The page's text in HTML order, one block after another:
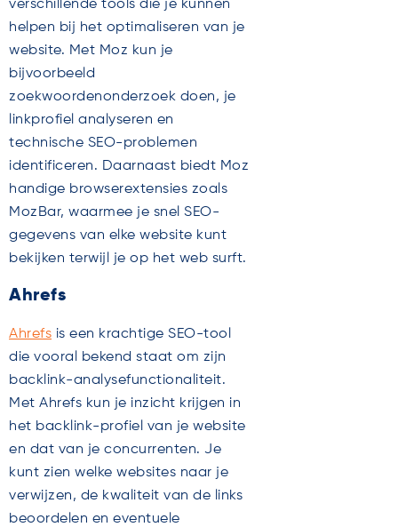
verschillende tools die je kunnen
helpen bij het optimaliseren van je
website. Met Moz kun je
bijvoorbeeld
zoekwoordenonderzoek doen, je
linkprofiel analyseren en
technische SEO-problemen
identificeren. Daarnaast biedt Moz
handige browserextensies zoals
MozBar, waarmee je snel SEO-
gegevens van elke website kunt
bekijken terwijl je op het web surft.
Ahrefs
Ahrefs is een krachtige SEO-tool
die vooral bekend staat om zijn
backlink-analysefunctionaliteit.
Met Ahrefs kun je inzicht krijgen in
het backlink-profiel van je website
en dat van je concurrenten. Je
kunt zien welke websites naar je
verwijzen, de kwaliteit van de links
beoordelen en eventuele